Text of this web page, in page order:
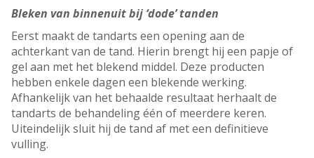
Bleken van binnenuit bij ‘dode’ tanden
Eerst maakt de tandarts een opening aan de
achterkant van de tand. Hierin brengt hij een papje of
gel aan met het blekend middel. Deze producten
hebben enkele dagen een blekende werking.
Afhankelijk van het behaalde resultaat herhaalt de
tandarts de behandeling één of meerdere keren.
Uiteindelijk sluit hij de tand af met een definitieve
vulling.